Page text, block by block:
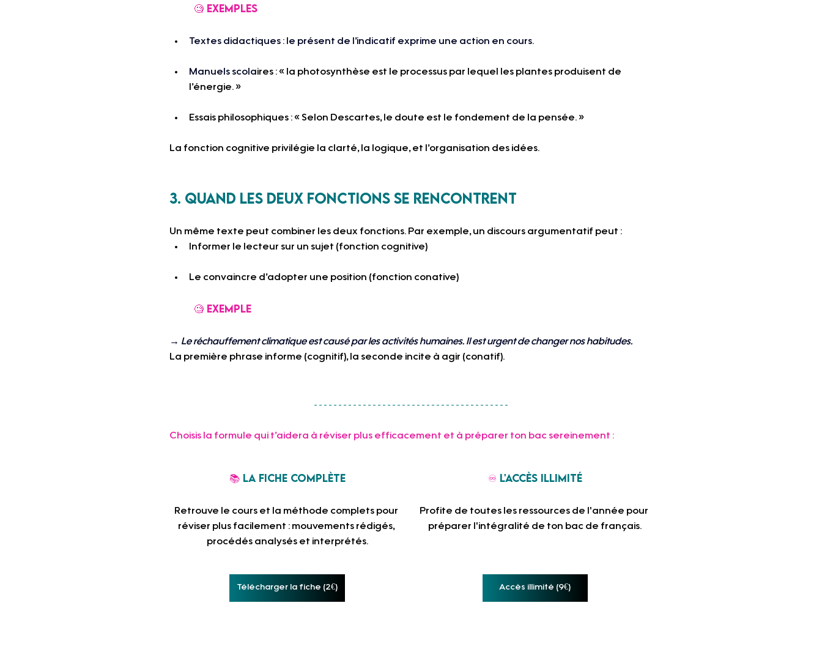
	🧐 Exemples
Textes didactiques : le présent de l’indicatif exprime une action en cours.
Manuels scolaires : « la photosynthèse est le processus par lequel les plantes produisent de
l’énergie. »
Essais philosophiques : « Selon Descartes, le doute est le fondement de la pensée. »
La fonction cognitive privilégie la clarté, la logique, et l’organisation des idées.
3. Quand les deux fonctions se rencontrent
Un même texte peut combiner les deux fonctions. Par exemple, un discours argumentatif peut :
Informer le lecteur sur un sujet (fonction cognitive)
Le convaincre d’adopter une position (fonction conative)
	🧐 Exemple
→ Le réchauffement climatique est causé par les activités humaines. Il est urgent de changer nos habitudes.
La première phrase informe (cognitif), la seconde incite à agir (conatif).
Choisis la formule qui t’aidera à réviser plus efficacement et à préparer ton bac sereinement :
📚 La fiche complète
Retrouve le cours et la méthode complets pour
réviser plus facilement : mouvements rédigés,
procédés analysés et interprétés.
Télécharger la fiche (2€)
♾️ L'accès illimité
Profite de toutes les ressources de l'année pour
préparer l'intégralité de ton bac de français.
Accès illimité (9€)